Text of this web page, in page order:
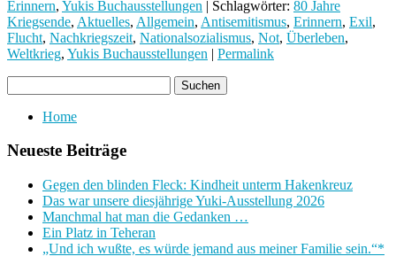
Erinnern, Yukis Buchausstellungen | Schlagwörter: 80 Jahre
Kriegsende, Aktuelles, Allgemein, Antisemitismus, Erinnern, Exil,
Flucht, Nachkriegszeit, Nationalsozialismus, Not, Überleben,
Weltkrieg, Yukis Buchausstellungen | Permalink
Home
Neueste Beiträge
Gegen den blinden Fleck: Kindheit unterm Hakenkreuz
Das war unsere diesjährige Yuki-Ausstellung 2026
Manchmal hat man die Gedanken …
Ein Platz in Teheran
„Und ich wußte, es würde jemand aus meiner Familie sein.“*